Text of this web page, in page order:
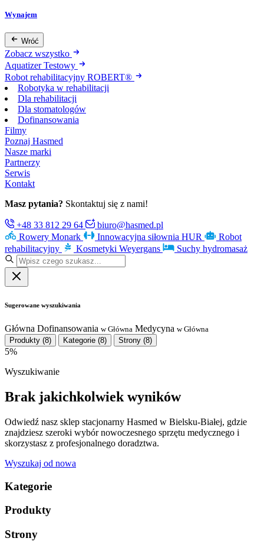
Wynajem
Wróć
Zobacz wszystko
Aquatizer Testowy
Robot rehabilitacyjny ROBERT®
Robotyka w rehabilitacji
Dla rehabilitacji
Dla stomatologów
Dofinansowania
Filmy
Poznaj Hasmed
Nasze marki
Partnerzy
Serwis
Kontakt
Masz pytania? Skontaktuj się z nami!
+48 33 812 29 64
biuro@hasmed.pl
Rowery Monark
Innowacyjna siłownia HUR
Robot
rehabilitacyjny
Kosmetyki Weyergans Suchy hydromasaż
Sugerowane wyszukiwania
Główna Dofinansowania w Główna Medycyna w Główna
Produkty (8) Kategorie (8) Strony (8)
5%
Wyszukiwanie
Brak jakichkolwiek wyników
Odwiedź nasz sklep stacjonarny Hasmed w Bielsku-Białej, gdzie
znajdziesz szeroki wybór nowoczesnego sprzętu medycznego i
skorzystasz z profesjonalnego doradztwa.
Wyszukaj od nowa
Kategorie
Produkty
Strony